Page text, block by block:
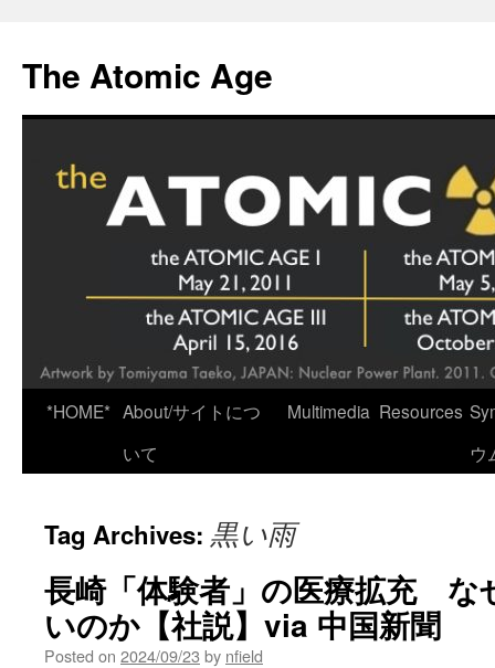
content
The Atomic Age
*HOME* About/サイトにつ
いて
Multimedia Resources
ウ
Tag Archives: 黒い雨
長崎「体験者」の医療拡充 な
いのか【社説】via 中国新聞
Posted on 2024/09/23 by nfield